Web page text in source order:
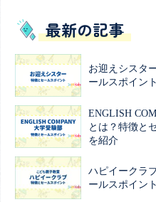
最新の記事
お迎えシスタ
ールスポイン
ENGLISH
とは？特徴と
を紹介
ハピイークラ
ールスポイン